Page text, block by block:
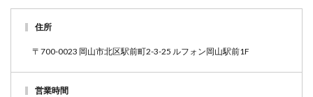
住所
〒700-0023 岡山市北区駅前町2-3-25 ルフォン岡山駅前1F
営業時間